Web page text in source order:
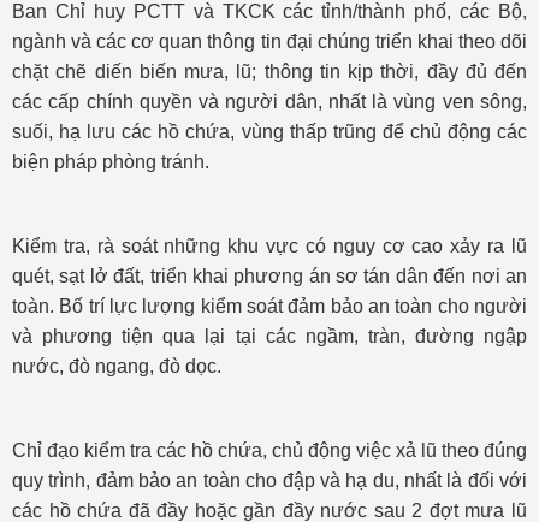
Ban Chỉ huy PCTT và TKCK các tỉnh/thành phố, các Bộ,
ngành và các cơ quan thông tin đại chúng triển khai theo dõi
chặt chẽ diến biến mưa, lũ; thông tin kịp thời, đầy đủ đến
các cấp chính quyền và người dân, nhất là vùng ven sông,
suối, hạ lưu các hồ chứa, vùng thấp trũng để chủ động các
biện pháp phòng tránh.
Kiểm tra, rà soát những khu vực có nguy cơ cao xảy ra lũ
quét, sạt lở đất, triển khai phương án sơ tán dân đến nơi an
toàn. Bố trí lực lượng kiểm soát đảm bảo an toàn cho người
và phương tiện qua lại tại các ngầm, tràn, đường ngập
nước, đò ngang, đò dọc.
Chỉ đạo kiểm tra các hồ chứa, chủ động việc xả lũ theo đúng
quy trình, đảm bảo an toàn cho đập và hạ du, nhất là đối với
các hồ chứa đã đầy hoặc gần đầy nước sau 2 đợt mưa lũ